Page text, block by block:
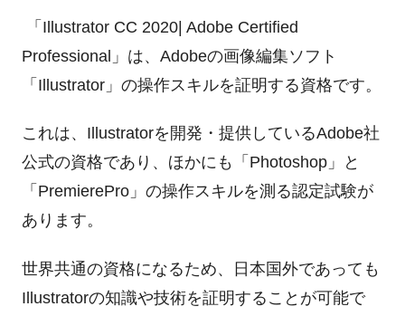
「Illustrator CC 2020| Adobe Certified
Professional」は、Adobeの画像編集ソフト
「Illustrator」の操作スキルを証明する資格です。
これは、Illustratorを開発・提供しているAdobe社
公式の資格であり、ほかにも「Photoshop」と
「PremierePro」の操作スキルを測る認定試験が
あります。
世界共通の資格になるため、日本国外であっても
Illustratorの知識や技術を証明することが可能で